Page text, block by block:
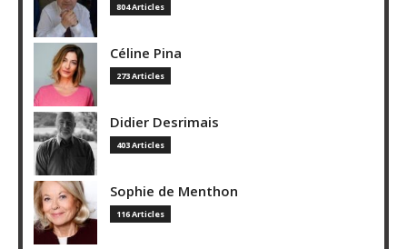
804 Articles
Céline Pina
273 Articles
Didier Desrimais
403 Articles
Sophie de Menthon
116 Articles